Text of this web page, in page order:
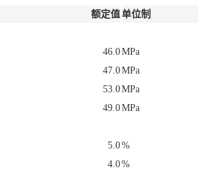
额定值单位制
46.0MPa
47.0MPa
53.0MPa
49.0MPa
5.0%
4.0%